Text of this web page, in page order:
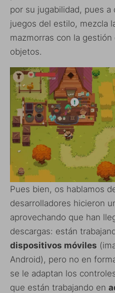
por su jugabilidad, pues
juegos del estilo, mezcla
mazmorras con la
objetos.
Pues bien, os hablamos
desarrolladores hicieron
aprovechando que han
descargas: están
dispositivos móviles
Android) , pero no en
se le adaptan los
que están trabajando en